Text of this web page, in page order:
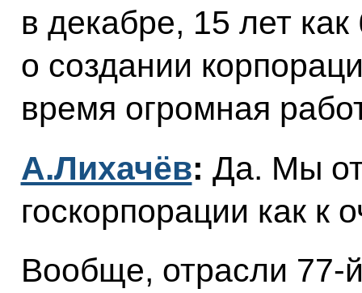
в декабре, 15 лет
о создании
время огромная
А.Лихачёв: Да. Мы
госкорпорации как к
Вообще, отрасли 77-